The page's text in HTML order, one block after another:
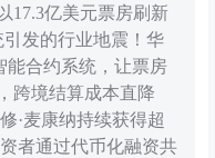
17.3亿美元票房刷新
发的行业地震！华
能合约系统，让票房
跨境结算成本直降
·麦康纳持续获得超
者通过代币化融资共